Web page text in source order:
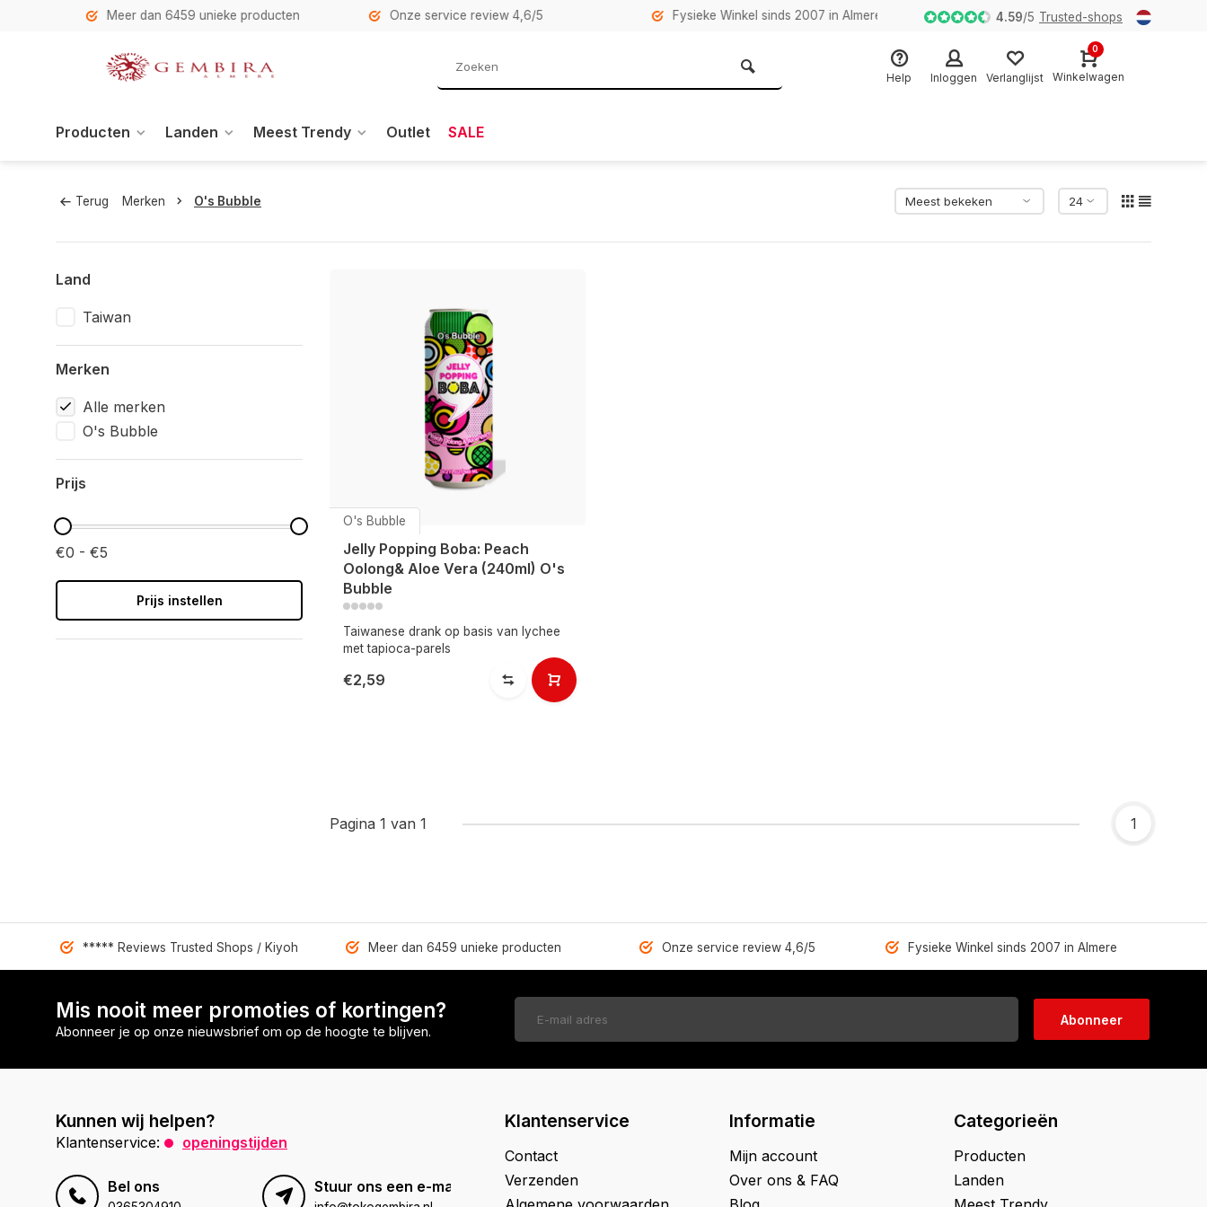
Meer dan 6459 unieke producten Onze service review 4,6/5 Fysieke Winkel sinds 2007 in Almere 4.59/5 Trusted-shops
Help Inloggen Verlanglijst
0
Winkelwagen
Producten Landen Meest Trendy Outlet SALE
Terug Merken O's Bubble
Land
Taiwan
Merken
Alle merken
O's Bubble
Prijs
€0 - €5
Prijs instellen
O's Bubble
Jelly Popping Boba: Peach
Oolong& Aloe Vera (240ml) O's
Bubble
Taiwanese drank op basis van lychee
met tapioca-parels
€2,59
Pagina 1 van 1 1
***** Reviews Trusted Shops / Kiyoh Meer dan 6459 unieke producten Onze service review 4,6/5 Fysieke Winkel sinds 2007 in Almere
Mis nooit meer promoties of kortingen?
Abonneer je op onze nieuwsbrief om op de hoogte te blijven.
Abonneer
Kunnen wij helpen?
Klantenservice: openingstijden
Bel ons Stuur ons een e-mail
Klantenservice
Contact
Verzenden
Informatie
Mijn account
Over ons & FAQ
Categorieën
Producten
Landen